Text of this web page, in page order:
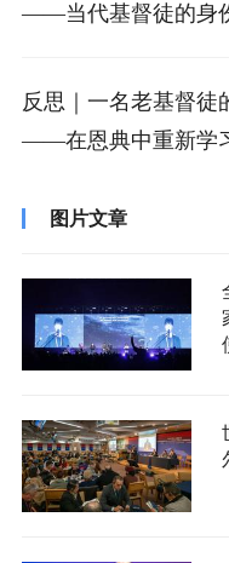
——当代基督徒的身
反思｜一名老基督徒
——在恩典中重新学
图片文章